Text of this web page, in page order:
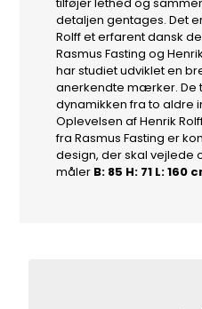
detaljen gentages. Det
Rolff et erfarent dansk
Rasmus Fasting og
har studiet udviklet en
anerkendte mærker. De
dynamikken fra to aldre
Oplevelsen af ​​Henrik
fra Rasmus Fasting er
design, der skal vejlede
måler B: 85 H: 71 L: 160